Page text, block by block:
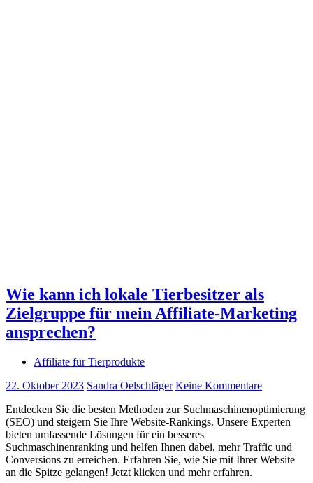
Wie kann ich lokale Tierbesitzer als
Zielgruppe für mein Affiliate-Marketing
ansprechen?
Affiliate für Tierprodukte
22. Oktober 2023 Sandra Oelschläger Keine Kommentare
Entdecken Sie die besten Methoden zur Suchmaschinenoptimierung
(SEO) und steigern Sie Ihre Website-Rankings. Unsere Experten
bieten umfassende Lösungen für ein besseres
Suchmaschinenranking und helfen Ihnen dabei, mehr Traffic und
Conversions zu erreichen. Erfahren Sie, wie Sie mit Ihrer Website
an die Spitze gelangen! Jetzt klicken und mehr erfahren.